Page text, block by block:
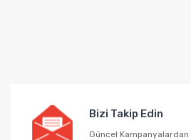
Bizi Takip Edin
Güncel Kampanyalardan